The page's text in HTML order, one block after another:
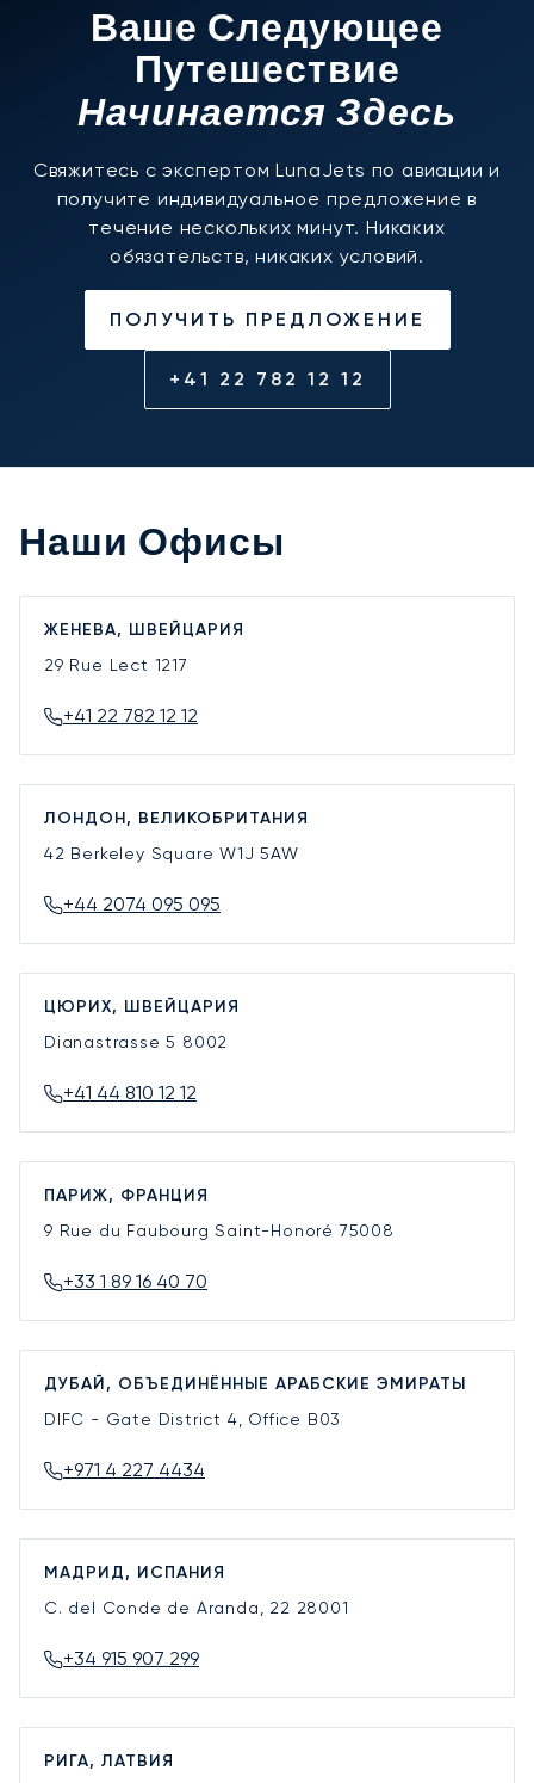
Ваше Следующее
Путешествие
Начинается Здесь
Свяжитесь с экспертом LunaJets по авиации и
получите индивидуальное предложение в
течение нескольких минут. Никаких
обязательств, никаких условий.
ПОЛУЧИТЬ ПРЕДЛОЖЕНИЕ
+41 22 782 12 12
Наши Офисы
ЖЕНЕВА, ШВЕЙЦАРИЯ
29 Rue Lect 1217
+41 22 782 12 12
ЛОНДОН, ВЕЛИКОБРИТАНИЯ
42 Berkeley SquareW1J 5AW
+44 2074 095 095
ЦЮРИХ, ШВЕЙЦАРИЯ
Dianastrasse 5 8002
+41 44 810 12 12
ПАРИЖ, ФРАНЦИЯ
9 Rue du Faubourg Saint-Honoré 75008
+33 1 89 16 40 70
ДУБАЙ, ОБЪЕДИНЁННЫЕ АРАБСКИЕ ЭМИРАТЫ
DIFC - Gate District 4, Office B03
+971 4 227 4434
МАДРИД, ИСПАНИЯ
C. del Conde de Aranda, 22 28001
+34 915 907 299
РИГА, ЛАТВИЯ